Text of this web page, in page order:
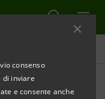
consenso
di inviare
e consente anche